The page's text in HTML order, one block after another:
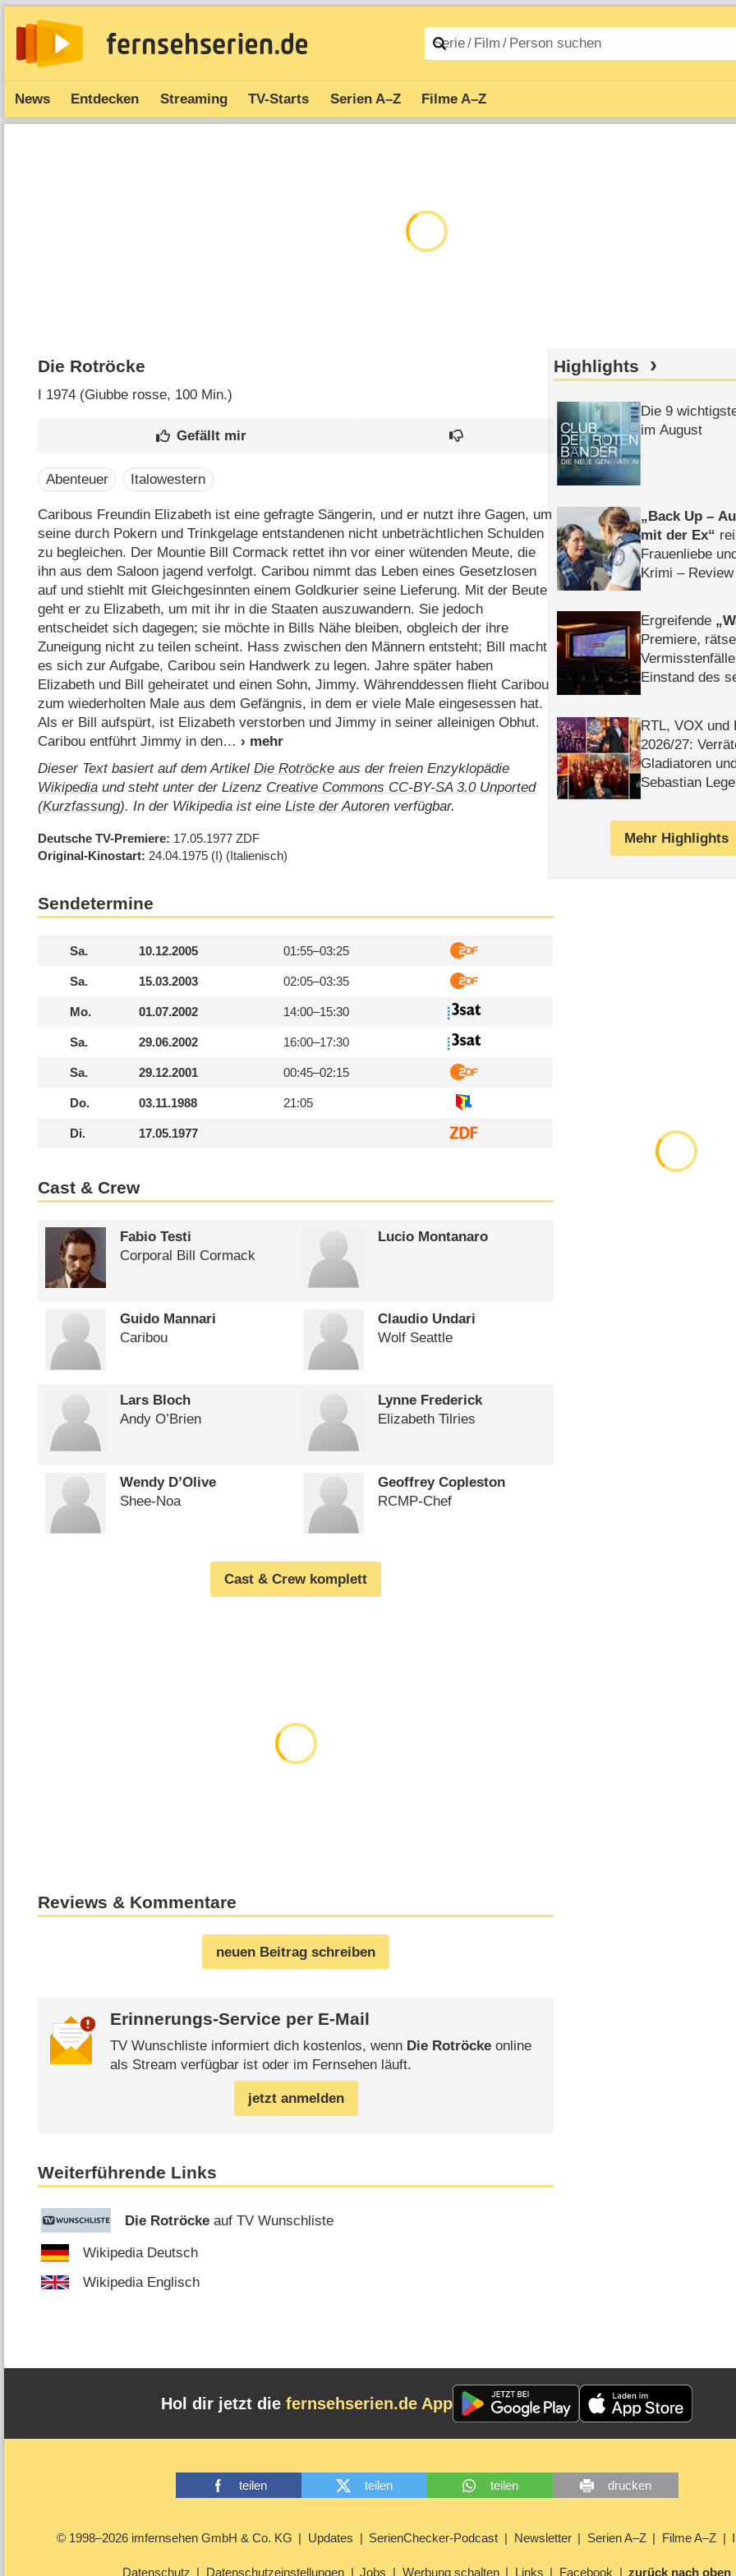
News Entdecken Streaming TV-Starts Serien A–Z Filme A–Z
Die Rotröcke
I 1974 (Giubbe rosse‎, 100 Min.)
Abenteuer Italowestern
Caribous Freundin Elizabeth ist eine gefragte Sängerin, und er nutzt ihre Gagen, um
seine durch Pokern und Trinkgelage entstandenen nicht unbeträchtlichen Schulden
zu begleichen. Der Mountie Bill Cormack rettet ihn vor einer wütenden Meute, die
ihn aus dem Saloon jagend verfolgt. Caribou nimmt das Leben eines Gesetzlosen
auf und stiehlt mit Gleichgesinnten einem Goldkurier seine Lieferung. Mit der Beute
geht er zu Elizabeth, um mit ihr in die Staaten auszuwandern. Sie jedoch
entscheidet sich dagegen; sie möchte in Bills Nähe bleiben, obgleich der ihre
Zuneigung nicht zu teilen scheint. Hass zwischen den Männern entsteht; Bill macht
es sich zur Aufgabe, Caribou sein Handwerk zu legen. Jahre später haben
Elizabeth und Bill geheiratet und einen Sohn, Jimmy. Währenddessen flieht Caribou
zum wiederholten Male aus dem Gefängnis, in dem er viele Male eingesessen hat.
Als er Bill aufspürt, ist Elizabeth verstorben und Jimmy in seiner alleinigen Obhut.
Caribou entführt Jimmy in den
Dieser Text basiert auf dem ArtikelDie Rotröcke aus der freien Enzyklopädie
Wikipedia und steht unter der Lizenz Creative Commons CC-BY-SA 3.0 Unported
(Kurzfassung). In der Wikipedia ist eineListe der Autoren verfügbar.
Deutsche TV-Premiere 17.05.1977 ZDF
Original-Kinostart 24.04.1975 (I) (Italienisch)
Sendetermine
Sa. 10.12.2005 01:55–03:25
Sa. 15.03.2003 02:05–03:35
Mo. 01.07.2002 14:00–15:30
Sa. 29.06.2002 16:00–17:30
Sa. 29.12.2001 00:45–02:15
Do. 03.11.1988 21:05
Di. 17.05.1977
Cast & Crew
Fabio Testi
Corporal Bill Cormack
Lucio Montanaro
Guido Mannari
Caribou
Claudio Undari
Wolf Seattle
Lars Bloch
Andy O’Brien
Lynne Frederick
Elizabeth Tilries
Wendy D’Olive
Shee-Noa
Geoffrey Copleston
RCMP-Chef
Cast & Crew komplett
Reviews & Kommentare
neuen Beitrag schreiben
Erinnerungs-Service per E-Mail
TV Wunschliste informiert dich kostenlos, wenn Die Rotröckeonline
als Stream verfügbar ist oder im Fernsehen läuft.
jetzt anmelden
Weiterführende Links
Die Rotröcke auf TV Wunschliste
Wikipedia Deutsch
Wikipedia Englisch
Highlights
Die 9
im August
Back Up –
mit der Ex
Frauenliebe
Krimi – Review
Ergreifende
Premiere,
Einstand des
RTL, VOX und
2026/​27:
Gladiatoren
Sebastian Lege
Mehr Highlights
Hol dir jetzt die fernsehserien.de App
teilen teilen teilen drucken
© 1998–2026 imfernsehen GmbH & Co. KG Updates SerienChecker-Podcast Newsletter Serien A–Z Filme A–Z
Datenschutz Datenschutzeinstellungen Jobs Werbung schalten Links Facebook zurück nach oben